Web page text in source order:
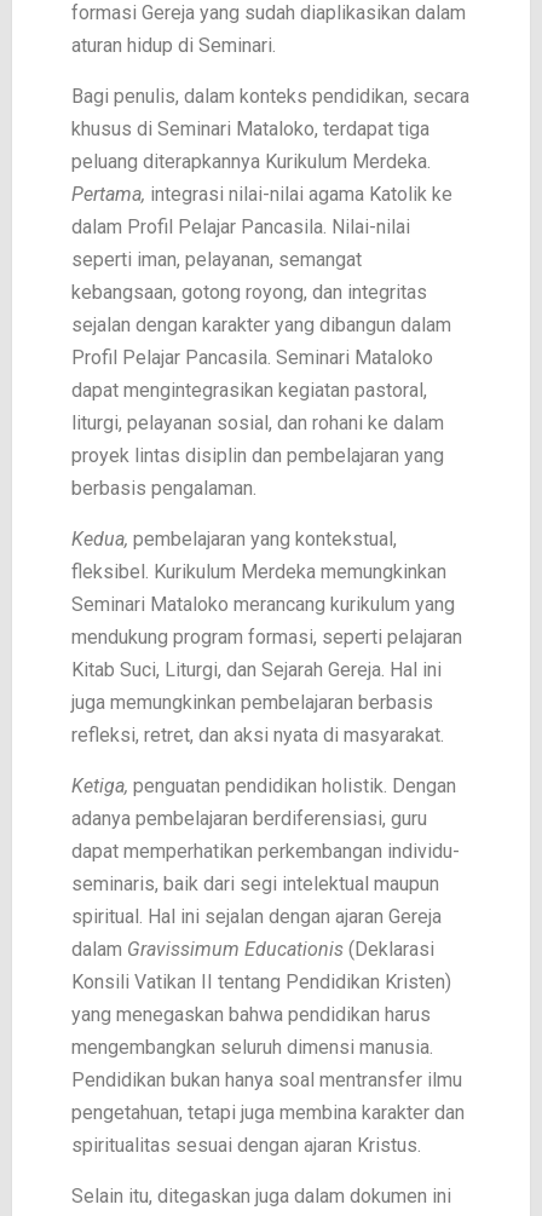
formasi Gereja yang sudah diaplikasikan dalam
aturan hidup di Seminari.
Bagi penulis, dalam konteks pendidikan, secara
khusus di Seminari Mataloko, terdapat tiga
peluang diterapkannya Kurikulum Merdeka.
Pertama, integrasi nilai-nilai agama Katolik ke
dalam Profil Pelajar Pancasila. Nilai-nilai
seperti iman, pelayanan, semangat
kebangsaan, gotong royong, dan integritas
sejalan dengan karakter yang dibangun dalam
Profil Pelajar Pancasila. Seminari Mataloko
dapat mengintegrasikan kegiatan pastoral,
liturgi, pelayanan sosial, dan rohani ke dalam
proyek lintas disiplin dan pembelajaran yang
berbasis pengalaman.
Kedua, pembelajaran yang kontekstual,
fleksibel. Kurikulum Merdeka memungkinkan
Seminari Mataloko merancang kurikulum yang
mendukung program formasi, seperti pelajaran
Kitab Suci, Liturgi, dan Sejarah Gereja. Hal ini
juga memungkinkan pembelajaran berbasis
refleksi, retret, dan aksi nyata di masyarakat.
Ketiga, penguatan pendidikan holistik. Dengan
adanya pembelajaran berdiferensiasi, guru
dapat memperhatikan perkembangan individu-
seminaris, baik dari segi intelektual maupun
spiritual. Hal ini sejalan dengan ajaran Gereja
dalam Gravissimum Educationis (Deklarasi
Konsili Vatikan II tentang Pendidikan Kristen)
yang menegaskan bahwa pendidikan harus
mengembangkan seluruh dimensi manusia.
Pendidikan bukan hanya soal mentransfer ilmu
pengetahuan, tetapi juga membina karakter dan
spiritualitas sesuai dengan ajaran Kristus.
Selain itu, ditegaskan juga dalam dokumen ini